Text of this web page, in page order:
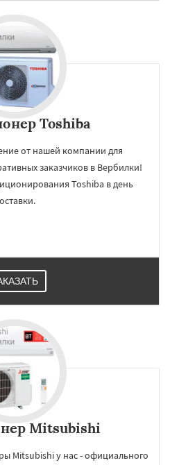
Toshiba
от нашей компании для
заказчиков в Вербилки!
Toshiba в день
Mitsubishi
Mitsubishi у нас - официального